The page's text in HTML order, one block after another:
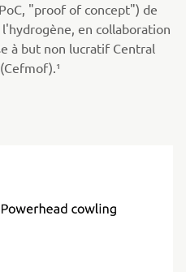
"proof of concept") de
en collaboration
à but non lucratif Central